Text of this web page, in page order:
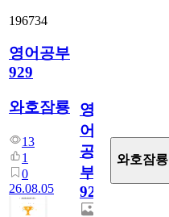
196734
영어공부
929
와호잠룡
13
1
0
26.08.05
영
어
공
부
929
와호잠룡